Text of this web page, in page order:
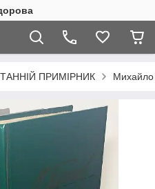
ПРИМІРНИК Михайло